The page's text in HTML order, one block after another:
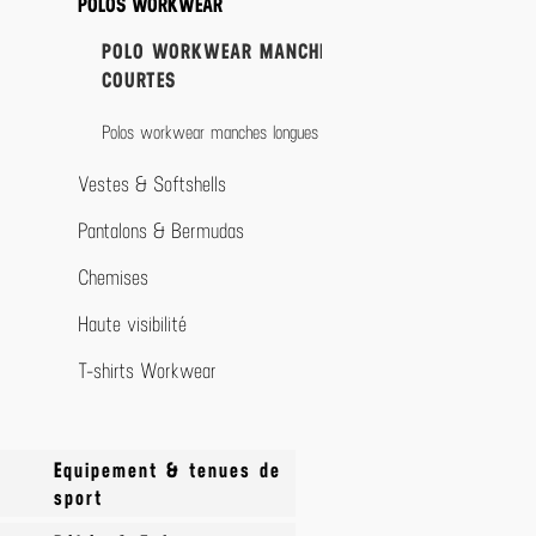
Chaussures
Serviettes microfibre
POLO WORKWEAR MANCHES
COURTES
Polos workwear manches longues
Vestes & Softshells
Pantalons & Bermudas
Chemises
Haute visibilité
T-shirts Workwear
Equipement & tenues de
sport